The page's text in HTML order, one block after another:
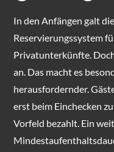
In den Anfängen galt
Reservierungssystem
Privatunterkünfte.
an. Das macht es
herausfordernder.
erst beim Einchecken
Vorfeld bezahlt. Ein